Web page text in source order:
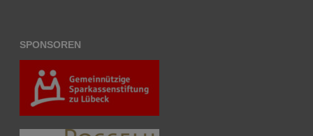
SPONSOREN